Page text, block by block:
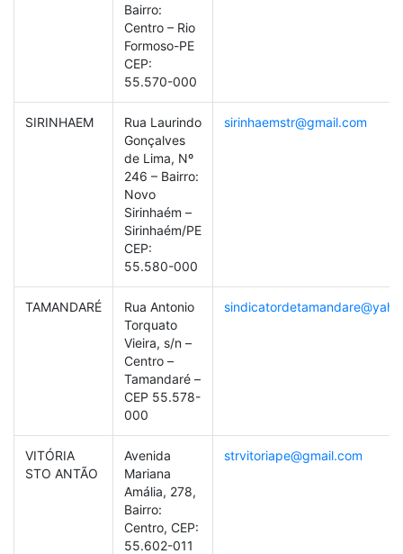
Bairro:
Centro – Rio
Formoso-PE
CEP:
55.570-000
SIRINHAEM
Rua Laurindo
Gonçalves
de Lima, Nº
246 – Bairro:
Novo
Sirinhaém –
Sirinhaém/PE
CEP:
55.580-000
sirinhaemstr@gmail.com
TAMANDARÉ
Rua Antonio
Torquato
Vieira, s/n –
Centro –
Tamandaré –
CEP 55.578-
000
VITÓRIA
STO ANTÃO
Avenida
Mariana
Amália, 278,
Bairro:
Centro, CEP:
55.602-011
strvitoriape@gmail.com